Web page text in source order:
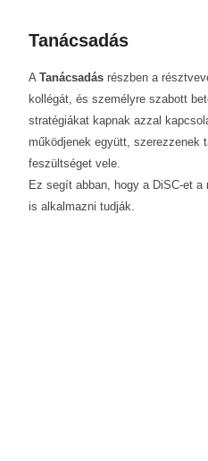
Tanácsadás
ATanácsadás részben a
kollégát, és személyre szabott
stratégiákat kapnak azzal
működjenek együtt, szerezzenek
feszültséget vele.
Ez segít abban, hogy a DiSC-et
is alkalmazni tudják.